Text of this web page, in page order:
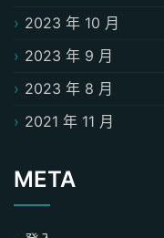
2023 年 10 月
2023 年 9 月
2023 年 8 月
2021 年 11 月
META